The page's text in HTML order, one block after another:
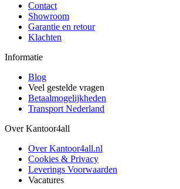
Contact
Showroom
Garantie en retour
Klachten
Informatie
Blog
Veel gestelde vragen
Betaalmogelijkheden
Transport Nederland
Over Kantoor4all
Over Kantoor4all.nl
Cookies & Privacy
Leverings Voorwaarden
Vacatures